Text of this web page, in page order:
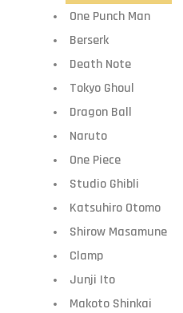
One Punch Man
Berserk
Death Note
Tokyo Ghoul
Dragon Ball
Naruto
One Piece
Studio Ghibli
Katsuhiro Otomo
Shirow Masamune
Clamp
Junji Ito
Makoto Shinkai